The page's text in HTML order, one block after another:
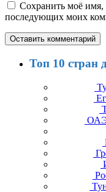
Сохранить моё имя,
последующих моих
Топ 10 стран